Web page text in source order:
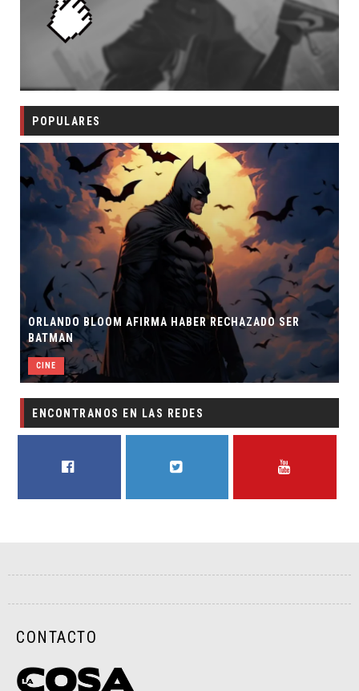
POPULARES
ORLANDO BLOOM AFIRMA HABER RECHAZADO SER
BATMAN
CINE
ENCONTRANOS EN LAS REDES
CONTACTO